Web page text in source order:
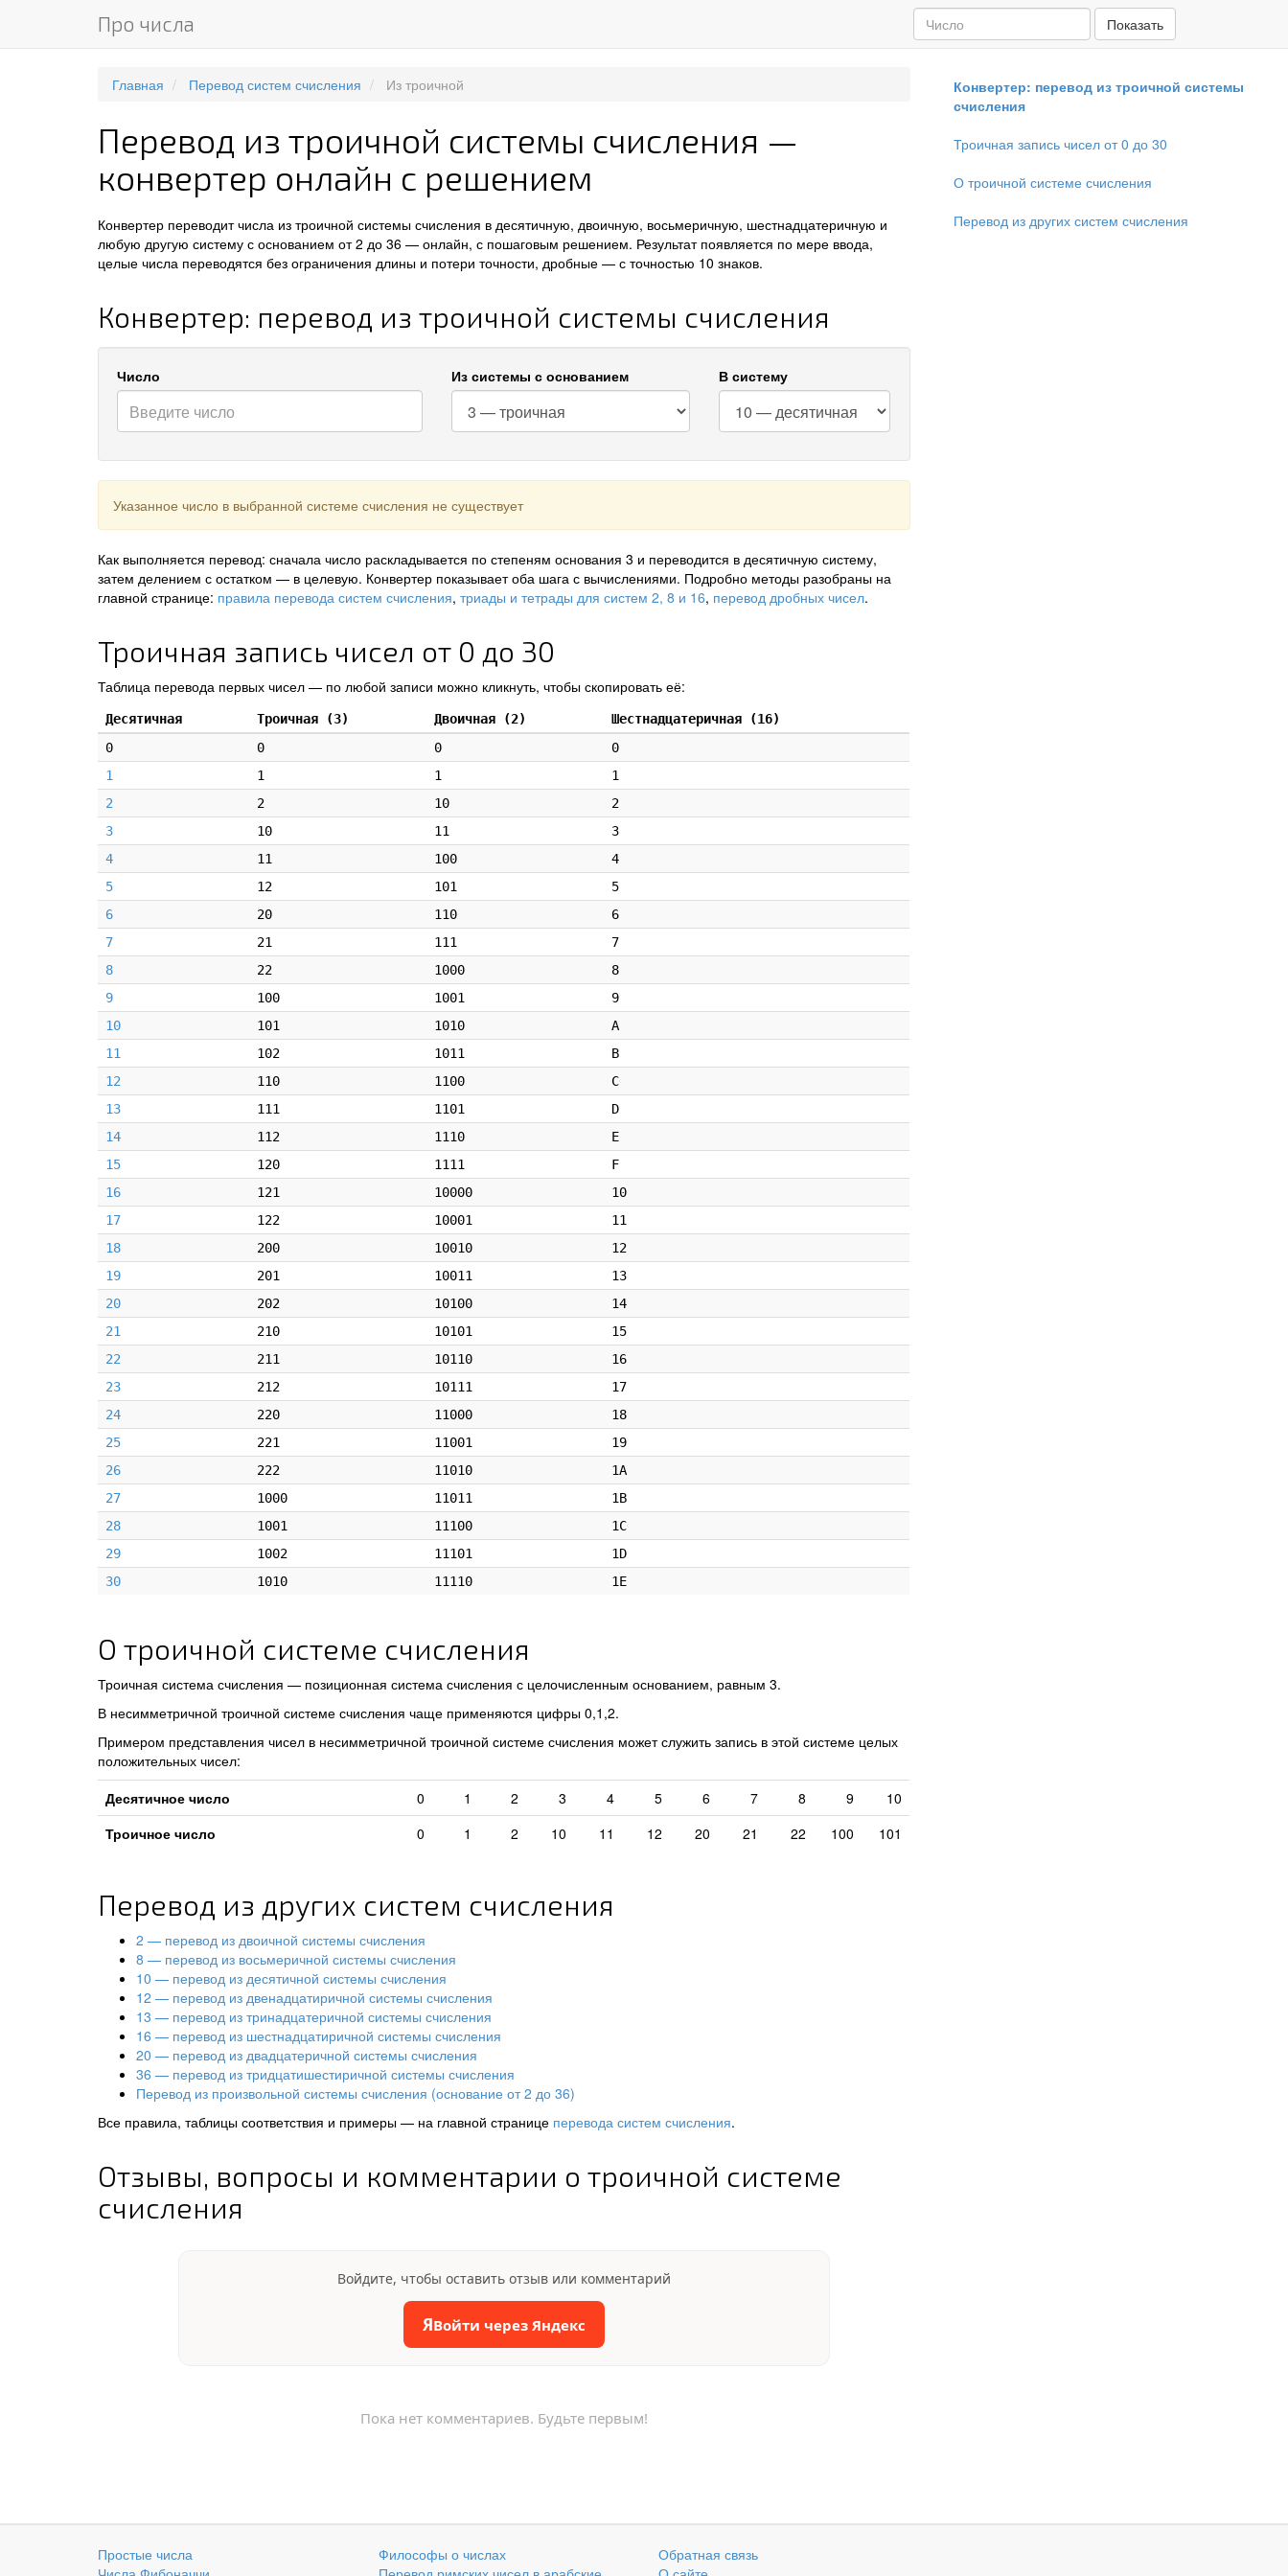
Про числа Показать
Главная Перевод систем счисления Из троичной
Перевод из троичной системы счисления —
конвертер онлайн с решением
Конвертер переводит числа из троичной системы счисления в десятичную, двоичную, восьмеричную, шестнадцатеричную и
любую другую систему с основанием от 2 до 36 — онлайн, с пошаговым решением. Результат появляется по мере ввода,
целые числа переводятся без ограничения длины и потери точности, дробные — с точностью 10 знаков.
Конвертер: перевод из троичной системы счисления
Число Из системы с основанием В систему
Указанное число в выбранной системе счисления не существует
Как выполняется перевод: сначала число раскладывается по степеням основания 3 и переводится в десятичную систему,
затем делением с остатком — в целевую. Конвертер показывает оба шага с вычислениями. Подробно методы разобраны на
главной странице: правила перевода систем счисления, триады и тетрады для систем 2, 8 и 16, перевод дробных чисел.
Троичная запись чисел от 0 до 30
Таблица перевода первых чисел — по любой записи можно кликнуть, чтобы скопировать её:
Десятичная Троичная (3) Двоичная (2)
Шестнадцатеричная (16)
0
0 0
0
1
1 1
1
2
2 10
2
3
10 11
3
4
11 100
4
5
12 101
5
6
20 110
6
7
21 111
7
8
22 1000
8
9
100 1001
9
10
101 1010
A
11
102 1011
B
12
110 1100
C
13
111 1101
D
14
112 1110
E
15
120 1111
F
16
121 10000
10
17
122 10001
11
18
200 10010
12
19
201 10011
13
20
202 10100
14
21
210 10101
15
22
211 10110
16
23
212 10111
17
24
220 11000
18
25
221 11001
19
26
222 11010
1A
27
1000 11011
1B
28
1001 11100
1C
29
1002 11101
1D
30
1010 11110 1E
О троичной системе счисления
Троичная система счисления — позиционная система счисления с целочисленным основанием, равным 3.
В несимметричной троичной системе счисления чаще применяются цифры 0,1,2.
Примером представления чисел в несимметричной троичной системе счисления может служить запись в этой системе целых
положительных чисел:
Десятичное число
0 1 2 3 4 5 6 7 8 9
10
Троичное число
0 1 2 10 11 12 20 21 22 100 101
Перевод из других систем счисления
2 — перевод из двоичной системы счисления
8 — перевод из восьмеричной системы счисления
10 — перевод из десятичной системы счисления
12 — перевод из двенадцатиричной системы счисления
13 — перевод из тринадцатеричной системы счисления
16 — перевод из шестнадцатиричной системы счисления
20 — перевод из двадцатеричной системы счисления
36 — перевод из тридцатишестиричной системы счисления
Перевод из произвольной системы счисления (основание от 2 до 36)
Все правила, таблицы соответствия и примеры — на главной странице перевода систем счисления.
Отзывы, вопросы и комментарии о троичной системе
счисления
Войдите, чтобы оставить отзыв или комментарий
ЯВойти через Яндекс
Пока нет комментариев. Будьте первым!
Конвертер: перевод из троичной системы
счисления
Троичная запись чисел от 0 до 30
О троичной системе счисления
Перевод из других систем счисления
Простые числа
Философы о числах
Обратная связь